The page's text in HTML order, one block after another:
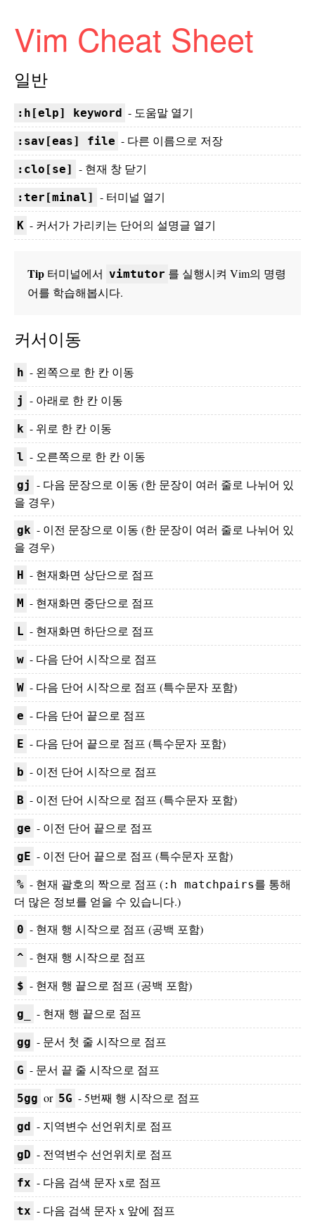
Vim Cheat Sheet
일반
:h[elp] keyword - 도움말 열기
:sav[eas] file - 다른 이름으로 저장
:clo[se] - 현재 창 닫기
:ter[minal] - 터미널 열기
K - 커서가 가리키는 단어의 설명글 열기
Tip 터미널에서 vimtutor 를 실행시켜 Vim의 명령
어를 학습해봅시다.
커서이동
h - 왼쪽으로 한 칸 이동
j - 아래로 한 칸 이동
k - 위로 한 칸 이동
l - 오른쪽으로 한 칸 이동
gj - 다음 문장으로 이동 (한 문장이 여러 줄로 나뉘어 있
을 경우)
gk - 이전 문장으로 이동 (한 문장이 여러 줄로 나뉘어 있
을 경우)
H - 현재화면 상단으로 점프
M - 현재화면 중단으로 점프
L - 현재화면 하단으로 점프
w - 다음 단어 시작으로 점프
W - 다음 단어 시작으로 점프 (특수문자 포함)
e - 다음 단어 끝으로 점프
E - 다음 단어 끝으로 점프 (특수문자 포함)
b - 이전 단어 시작으로 점프
B - 이전 단어 시작으로 점프 (특수문자 포함)
ge - 이전 단어 끝으로 점프
gE - 이전 단어 끝으로 점프 (특수문자 포함)
% - 현재 괄호의 짝으로 점프 (:h matchpairs를 통해
더 많은 정보를 얻을 수 있습니다.)
0 - 현재 행 시작으로 점프 (공백 포함)
^ - 현재 행 시작으로 점프
$ - 현재 행 끝으로 점프 (공백 포함)
g_ - 현재 행 끝으로 점프
gg - 문서 첫 줄 시작으로 점프
G - 문서 끝 줄 시작으로 점프
5gg or 5G - 5번째 행 시작으로 점프
gd - 지역변수 선언위치로 점프
gD - 전역변수 선언위치로 점프
fx - 다음 검색 문자 x로 점프
tx - 다음 검색 문자 x 앞에 점프